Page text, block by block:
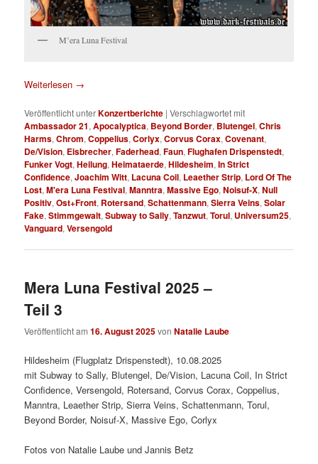
M’era Luna Festival
Weiterlesen →
Veröffentlicht unterKonzertberichte |Verschlagwortet mit
Ambassador 21,Apocalyptica, Beyond Border, Blutengel,Chris
Harms,Chrom,Coppelius,Corlyx,Corvus Corax,Covenant,
De/Vision, Eisbrecher,Faderhead,Faun,Flughafen Drispenstedt,
Funker Vogt,Heilung,Heimataerde,Hildesheim,In Strict
Confidence,Joachim Witt, Lacuna Coil, Leaether Strip, Lord Of The
Lost,M'era Luna Festival,Manntra,Massive Ego,Noisuf-X,Null
Positiv,Ost+Front, Rotersand,Schattenmann,Sierra Veins,Solar
Fake,Stimmgewalt,Subway to Sally,Tanzwut,Torul, Universum25,
Vanguard,Versengold
Mera Luna Festival 2025 –
Teil 3
Veröffentlicht am16. August 2025vonNatalie Laube
Hildesheim (Flugplatz Drispenstedt), 10.08.2025
mit Subway to Sally, Blutengel, De/Vision, Lacuna Coil, In Strict
Confidence, Versengold, Rotersand, Corvus Corax, Coppelius,
Manntra, Leaether Strip, Sierra Veins, Schattenmann, Torul,
Beyond Border, Noisuf-X, Massive Ego, Corlyx
Fotos von Natalie Laube und Jannis Betz